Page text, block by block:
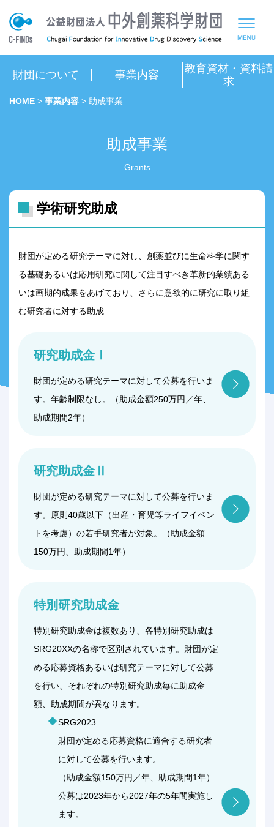
財団について 事業内容
教育資材・資料請
求
HOME > 事業内容 > 助成事業
助成事業
Grants
学術研究助成
財団が定める研究テーマに対し、創薬並びに生命科学に関す
る基礎あるいは応用研究に関して注目すべき革新的業績ある
いは画期的成果をあげており、さらに意欲的に研究に取り組
む研究者に対する助成
研究助成金Ⅰ
財団が定める研究テーマに対して公募を行いま
す。年齢制限なし。（助成金額250万円／年、
助成期間2年）
研究助成金Ⅱ
財団が定める研究テーマに対して公募を行いま
す。原則40歳以下（出産・育児等ライフイベン
トを考慮）の若手研究者が対象。（助成金額
150万円、助成期間1年）
特別研究助成金
特別研究助成金は複数あり、各特別研究助成は
SRG20XXの名称で区別されています。財団が定
める応募資格あるいは研究テーマに対して公募
を行い、それぞれの特別研究助成毎に助成金
額、助成期間が異なります。
SRG2023
財団が定める応募資格に適合する研究者
に対して公募を行います。
（助成金額150万円／年、助成期間1年）
公募は2023年から2027年の5年間実施し
ます。